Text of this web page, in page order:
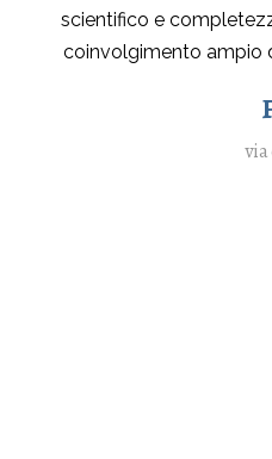
scientifico e
coinvolgimento ampio
via